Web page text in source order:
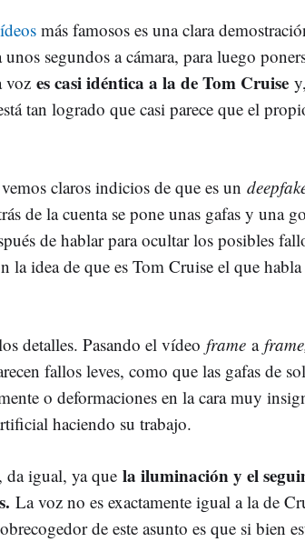
más famosos es una clara
segundos a cámara, para luego
voz es casi idéntica a la de Tom Cruise
tan logrado que casi parece que el
claros indicios de que es un
de la cuenta se pone unas gafas y una
de hablar para ocultar los posibles
la idea de que es Tom Cruise el que
detalles. Pasando el vídeo frame a
fallos leves, como que las gafas de
o deformaciones en la cara muy
haciendo su trabajo.
da igual, ya que la iluminación y el
La voz no es exactamente igual a la de
de este asunto es que si bien